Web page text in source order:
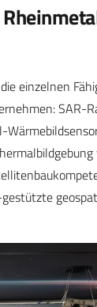
einzelnen
SAR-